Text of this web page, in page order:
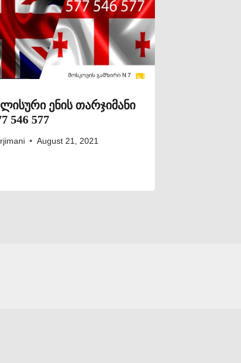
ენის თარჯიმანი
546 577
August 21, 2021